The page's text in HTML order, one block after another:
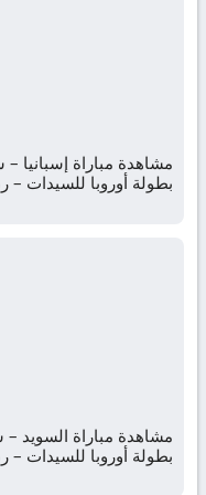
مشاهدة مباراة
بطولة أوروبا للسيدات –
مشاهدة مباراة السويد
بطولة أوروبا للسيدات –